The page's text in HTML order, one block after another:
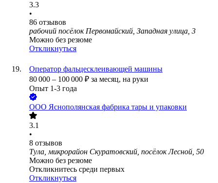
3.3
•
86 отзывов
рабочий посёлок Первомайский, Западная улица, 3
Можно без резюме
Откликнуться
Оператор фальцесклеивающей машины
80 000 – 100 000 ₽ за месяц, на руки
Опыт 1-3 года
ООО Яснополянская фабрика тары и упаковки
3.1
•
8 отзывов
Тула, микрорайон Скуратовский, посёлок Лесной, 50
Можно без резюме
Откликнитесь среди первых
Откликнуться